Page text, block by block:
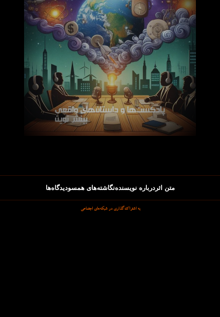
متن اثر درباره نویسندهنگاشته‌های همسودیدگاه‌ها
به اشتراک‌گذاری در شبکه‌های اجتماعی